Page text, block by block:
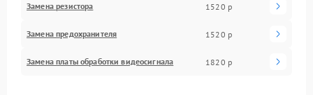
Замена резистора 1520 р
Замена предохранителя 1520 р
Замена платы обработки видеосигнала 1820 р